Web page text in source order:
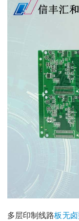
多层印制线路板无